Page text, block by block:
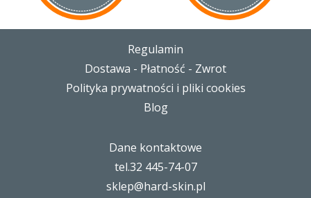
Regulamin
Dostawa - Płatność - Zwrot
Polityka prywatności i pliki cookies
Blog
Dane kontaktowe
tel.32 445-74-07
sklep@hard-skin.pl